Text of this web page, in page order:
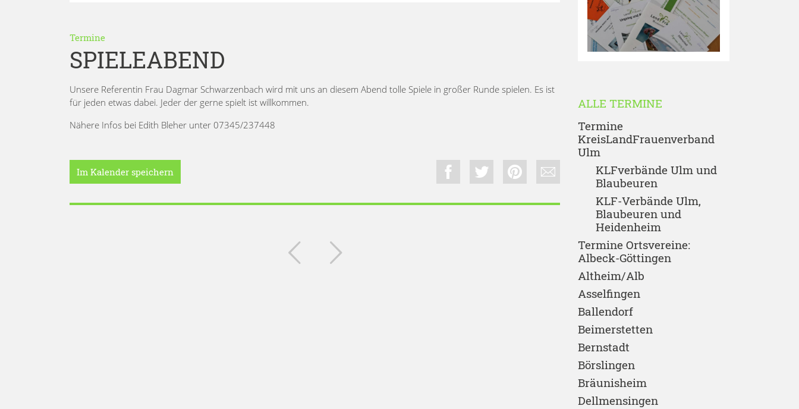
Termine
SPIELEABEND
Unsere Referentin Frau Dagmar Schwarzenbach wird mit uns an diesem Abend tolle Spiele in großer Runde spielen. Es ist
für jeden etwas dabei. Jeder der gerne spielt ist willkommen.
Nähere Infos bei Edith Bleher unter 07345/237448
Im Kalender speichern
ALLE TERMINE
Termine
KreisLandFrauenverband
Ulm
KLFverbände Ulm und
Blaubeuren
KLF-Verbände Ulm,
Blaubeuren und
Heidenheim
Termine Ortsvereine:
Albeck-Göttingen
Altheim/Alb
Asselfingen
Ballendorf
Beimerstetten
Bernstadt
Börslingen
Bräunisheim
Dellmensingen